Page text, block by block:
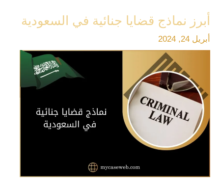
أبرز نماذج قضايا جنائية في السعودية
أبريل 24, 2024